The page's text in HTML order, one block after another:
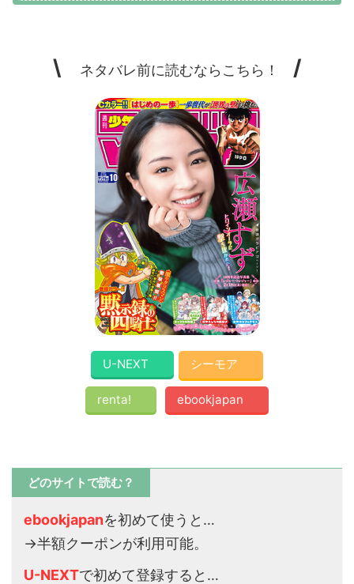
\ ネタバレ前に読むならこちら！ /
U-NEXT シーモア
renta! ebookjapan
どのサイトで読む？
ebookjapanを初めて使うと…
→半額クーポンが利用可能。
U-NEXTで初めて登録すると…